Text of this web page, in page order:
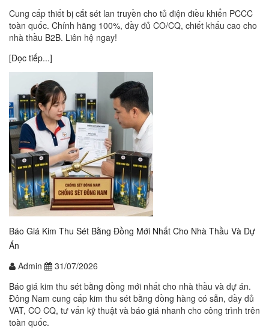
Cung cấp thiết bị cắt sét lan truyền cho tủ điện điều khiển PCCC
toàn quốc. Chính hãng 100%, đầy đủ CO/CQ, chiết khấu cao cho
nhà thầu B2B. Liên hệ ngay!
[Đọc tiếp...]
Báo Giá Kim Thu Sét Bằng Đồng Mới Nhất Cho Nhà Thầu Và Dự
Án
Admin
31/07/2026
Báo giá kim thu sét bằng đồng mới nhất cho nhà thầu và dự án.
Đông Nam cung cấp kim thu sét bằng đồng hàng có sẵn, đầy đủ
VAT, CO CQ, tư vấn kỹ thuật và báo giá nhanh cho công trình trên
toàn quốc.